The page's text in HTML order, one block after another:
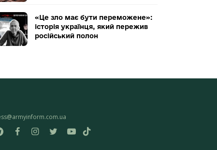
«Це зло має бути переможене»:
історія українця, який пережив
російський полон